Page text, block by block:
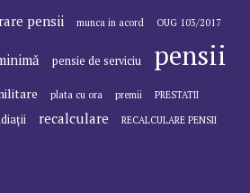
pensii munca in acord OUG 103/2017
pensie de serviciu pensii
plata cu ora premii
PRESTATII
recalculare
RECALCULARE PENSII